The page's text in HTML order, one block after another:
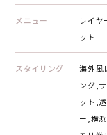
メニュー
レイヤ
ット
スタイリング
海外風
ング,
ット,
ー,横